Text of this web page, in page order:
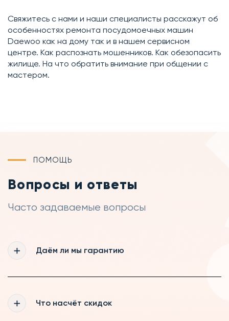
Свяжитесь с нами и наши специалисты расскажут об
особенностях ремонта посудомоечных машин
Daewoo как на дому так и в нашем сервисном
центре. Как распознать мошенников. Как обезопасить
жилище. На что обратить внимание при общении с
мастером.
ПОМОЩЬ
Вопросы и ответы
Часто задаваемые вопросы
Даём ли мы гарантию
дней на все выполненные нашими
мастерами работы, а так же на запчасти,
Что насчёт скидок